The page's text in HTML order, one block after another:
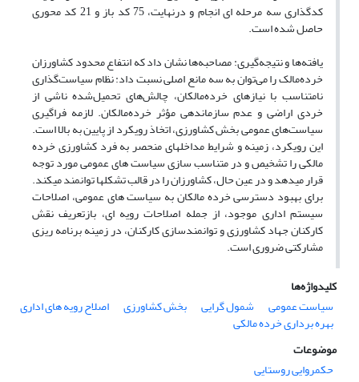
کدگذاری سه‏ مرحله ‏ای انجام و درنهایت، 75 کد باز و 21 کد محوری
حاصل شده است.
یافته‌ها و نتیجه‌گیری: مصاحبه‌ها نشان داد که انتفاع محدود کشاورزان
خرده‌مالک را می‌توان به سه مانع اصلی نسبت داد: نظام سیاست‌گذاری
نامتناسب با نیازهای خرده‌مالکان، چالش‌های تحمیل‌شده ناشی از
خردی اراضی و عدم سازماندهی مؤثر خرده‌مالکان. لازمه فراگیری
سیاست‌های عمومی بخش کشاورزی، اتخاذ رویکرد از پایین به بالا است.
این رویکرد، زمینه و شرایط مداخله‏ای منحصر به فرد کشاورزی خرده
‏مالکی را تشخیص و در متناسب ‏سازی سیاست‏ های عمومی مورد توجه
قرار می‏دهد و در عین حال، کشاورزان را در قالب تشکل‏ها توانمند می‏کند.
برای بهبود دسترسی خرده‏ مالکان به سیاست‏ های عمومی، اصلاحات
سیستم اداری موجود، از جمله اصلاحات رویه ‏ای، بازتعریف نقش
کارکنان جهاد کشاورزی و توانمندسازی کارکنان، در زمینه برنامه ‏ریزی
مشارکتی ضروری است.
کلیدواژه‌ها
سیاست عمومی
شمول‏ گرایی بخش کشاورزی اصلاح رویه‏ های اداری
بهره‏ برداری خرده ‏مالکی
موضوعات
حکمروایی روستایی